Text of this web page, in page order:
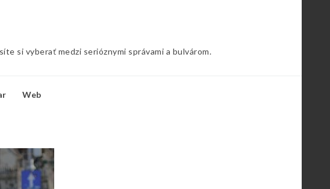
si vyberať medzi serióznymi správami a bulvárom.
Web